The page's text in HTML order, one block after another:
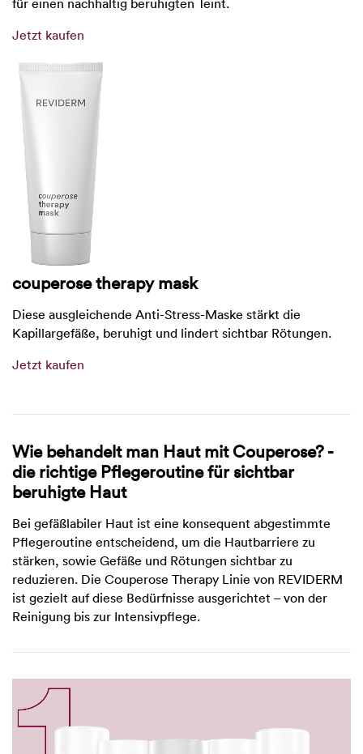
für einen nachhaltig beruhigten Teint.
Jetzt kaufen
couperose therapy mask
Diese ausgleichende Anti-Stress-Maske stärkt die
Kapillargefäße, beruhigt und lindert sichtbar Rötungen.
Jetzt kaufen
Wie behandelt man Haut mit Couperose? -
die richtige Pflegeroutine für sichtbar
beruhigte Haut
Bei gefäßlabiler Haut ist eine konsequent abgestimmte
Pflegeroutine entscheidend, um die Hautbarriere zu
stärken, sowie Gefäße und Rötungen sichtbar zu
reduzieren. Die Couperose Therapy Linie von REVIDERM
ist gezielt auf diese Bedürfnisse ausgerichtet – von der
Reinigung bis zur Intensivpflege.